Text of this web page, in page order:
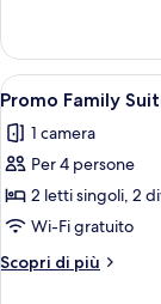
adults)
Family
Suite
(3
Apri
tutte
le
foto
per
Promo
Family
Suite
5
Promo Family
1 camera
Per 4 persone
2 letti singoli, 2
Wi-Fi gratuito
Scopri di più
Altri